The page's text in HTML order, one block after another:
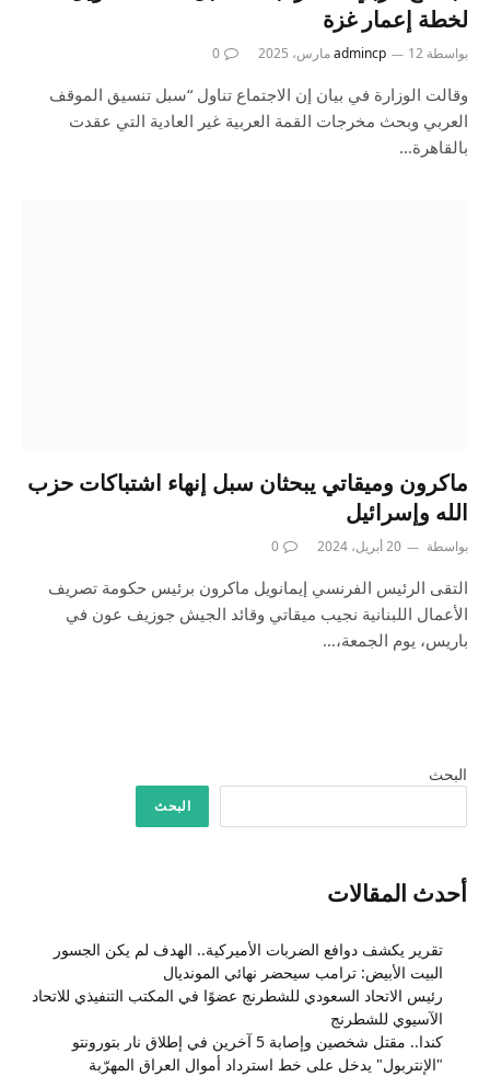
لخطة إعمار غزة
بواسطة admincp 12 مارس، 2025 0
وقالت الوزارة في بيان إن الاجتماع تناول “سبل تنسيق الموقف
العربي وبحث مخرجات القمة العربية غير العادية التي عقدت
بالقاهرة…
ماكرون وميقاتي يبحثان سبل إنهاء اشتباكات حزب
الله وإسرائيل
بواسطة 20 أبريل، 2024 0
التقى الرئيس الفرنسي إيمانويل ماكرون برئيس حكومة تصريف
الأعمال اللبنانية نجيب ميقاتي وقائد الجيش جوزيف عون في
باريس، يوم الجمعة،…
البحث
البحث
أحدث المقالات
تقرير يكشف دوافع الضربات الأميركية.. الهدف لم يكن الجسور
البيت الأبيض: ترامب سيحضر نهائي المونديال
رئيس الاتحاد السعودي للشطرنج عضوًا في المكتب التنفيذي للاتحاد
الآسيوي للشطرنج
كندا.. مقتل شخصين وإصابة 5 آخرين في إطلاق نار بتورونتو
"الإنتربول" يدخل على خط استرداد أموال العراق المهرّبة